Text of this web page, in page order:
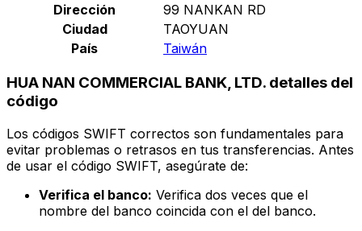
Dirección
99 NANKAN RD
Ciudad
TAOYUAN
País
Taiwán
HUA NAN COMMERCIAL BANK, LTD. detalles del
código
Los códigos SWIFT correctos son fundamentales para
evitar problemas o retrasos en tus transferencias. Antes
de usar el código SWIFT, asegúrate de:
Verifica el banco: Verifica dos veces que el
nombre del banco coincida con el del banco.